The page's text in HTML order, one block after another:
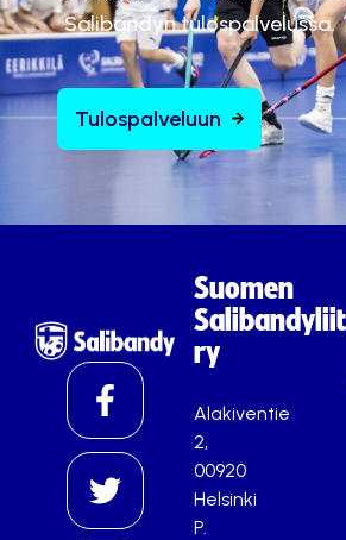
Salibandyn tulospalvelussa.
Tulospalveluun
Suomen
ry
Alakiventie
2,
00920
Helsinki
P.